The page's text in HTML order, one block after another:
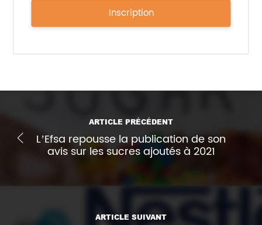
Inscription
ARTICLE PRÉCÉDENT
L’Efsa repousse la publication de son
avis sur les sucres ajoutés à 2021
ARTICLE SUIVANT